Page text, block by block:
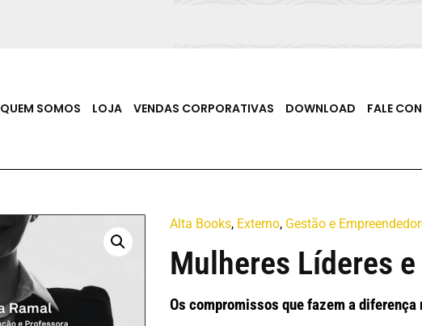
QUEM SOMOS LOJA VENDAS CORPORATIVAS DOWNLOAD FALE
Alta Books, Externo, Gestão e
Mulheres Líderes
Os compromissos que fazem a